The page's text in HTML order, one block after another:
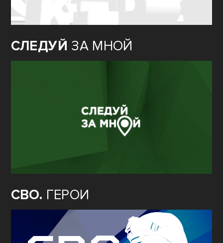
СЛЕДУЙ ЗА МНОЙ
СВО. ГЕРОИ